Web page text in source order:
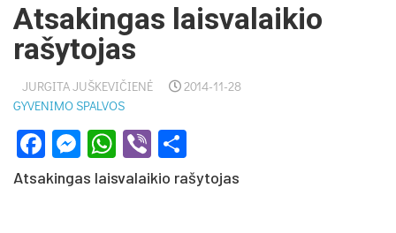
Atsakingas laisvalaikio
rašytojas
JURGITA JUŠKEVIČIENĖ
2014-11-28
GYVENIMO SPALVOS
Facebook
Messenger
WhatsApp
Viber
Atsakingas laisvalaikio rašytojas